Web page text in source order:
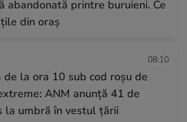
abandonată printre buruieni. Ce
din oraș
08:10
la ora 10 sub cod roșu de
ANM anunță 41 de
la umbră în vestul țării